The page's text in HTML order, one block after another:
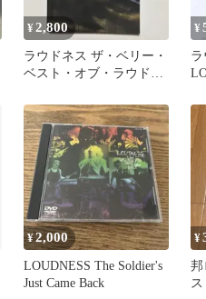
¥2,800
ラウドネス ザ・ベリー・
ベスト・オブ・ラウドネ
¥
¥2,000
LOUDNESS The Soldier's
Just Came Back
¥
邦